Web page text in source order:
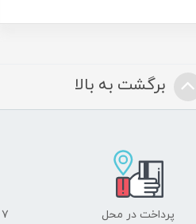
برگشت به بالا
پرداخت در محل ۷ روز ضمانت بازگشت